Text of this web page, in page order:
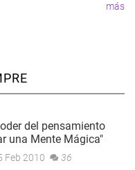
más
del pensamiento
una Mente Mágica"
Feb 2010 36